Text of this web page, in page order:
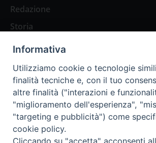
Redazione
Storia
Abbonamenti
Abbonamento Annuale Digitale
Abbonamento Annuale Cartaceo
Abbonamento Singola Copia Digitale
Informativa
Utilizziamo cookie o tecnologie
finalità tecniche e, con il tuo
altre finalità ("interazioni e
"miglioramento dell'esperienza",
"targeting e pubblicità") come
cookie policy.